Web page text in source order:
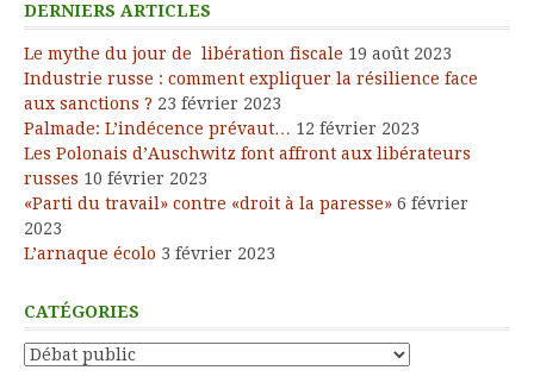
DERNIERS ARTICLES
Le mythe du jour de libération fiscale 19 août 2023
Industrie russe : comment expliquer la résilience face
aux sanctions ? 23 février 2023
Palmade: L’indécence prévaut… 12 février 2023
Les Polonais d’Auschwitz font affront aux libérateurs
russes 10 février 2023
«Parti du travail» contre «droit à la paresse» 6 février
2023
L’arnaque écolo 3 février 2023
CATÉGORIES
Catégories